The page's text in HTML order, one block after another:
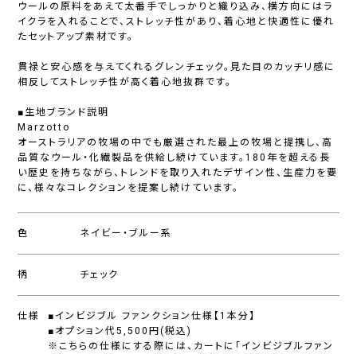
ウールの原料をあえて太番手でしっかりと織り込み、横方向にはラ
イクラを入れることで、ストレッチ性があり、着心地と快適性に優れ
たセットアップ素材です。
貫禄と安心感を与えてくれるグレンチェック。見た目のカッチリ感に
相反してストレッチ性が高く着心地抜群です。
■生地ブランド説明
Marzotto
オーストラリアの牧場の中でも厳選された最上の牧場と提携し、高
品質なウール・化繊製品を供給し続けています。180年を超える長
い歴史を持ちながら、トレンドを取り入れたデザイン性、生産力を要
に、様々なコレクションを提案し続けています。
色 ネイビー・ブルー系
柄 チェック
仕様
■インビジブル ファンクション仕様【1本分】
■オプション代5,500円(税込)
※こちらの仕様にする際には、カートに「インビジブルファン